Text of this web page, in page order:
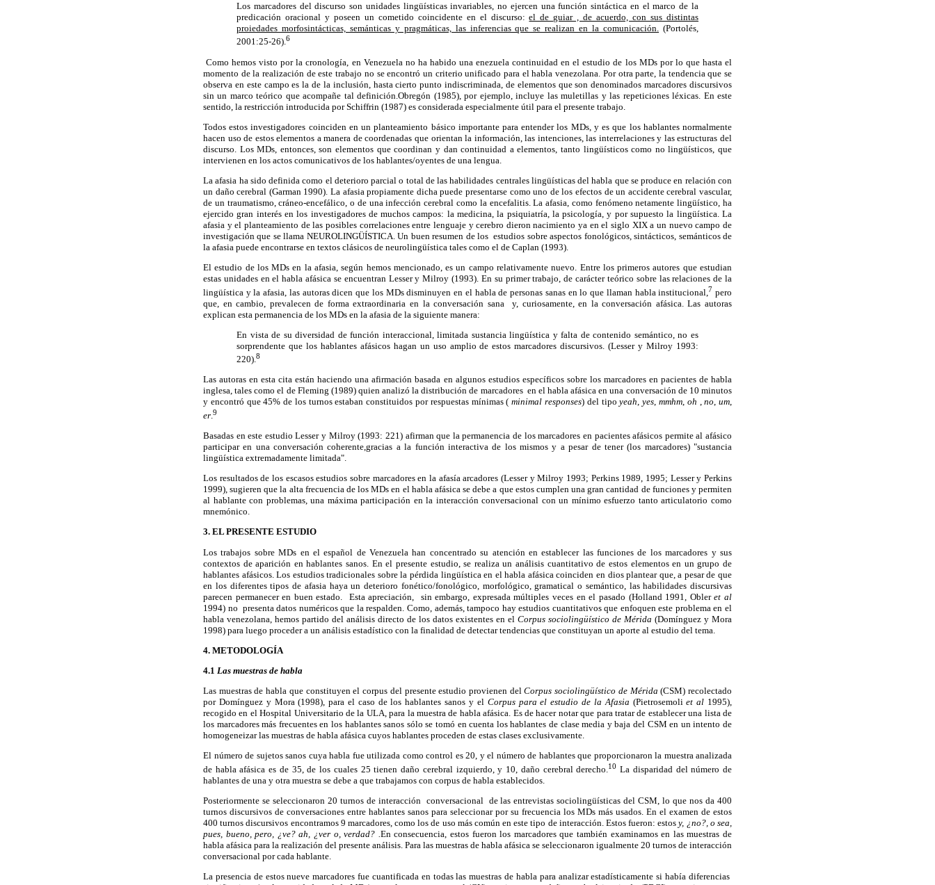
Los marcadores del discurso son unidades lingüísticas invariables, no ejercen una función sintáctica en el marco de la
predicación oracional y poseen un cometido coincidente en el discurso:el de guiar , de acuerdo, con sus distintas
proiedades morfosintácticas, semánticas y pragmáticas, las inferencias que se realizan en la comunicación. (Portolés,
2001:25-26).6
Como hemos visto por la cronología, en Venezuela no ha habido una enezuela continuidad en el estudio de los MDs por lo que hasta el
momento de la realización de este trabajo no se encontró un criterio unificado para el habla venezolana. Por otra parte, la tendencia que se
observa en este campo es la de la inclusión, hasta cierto punto indiscriminada, de elementos que son denominados marcadores discursivos
sin un marco teórico que acompañe tal definición.Obregón (1985), por ejemplo, incluye las muletillas y las repeticiones léxicas. En este
sentido, la restricción introducida por Schiffrin (1987) es considerada especialmente útil para el presente trabajo.
Todos estos investigadores coinciden en un planteamiento básico importante para entender los MDs, y es que los hablantes normalmente
hacen uso de estos elementos a manera de coordenadas que orientan la información, las intenciones, las interrelaciones y las estructuras del
discurso. Los MDs, entonces, son elementos que coordinan y dan continuidad a elementos, tanto lingüísticos como no lingüísticos, que
intervienen en los actos comunicativos de los hablantes/oyentes de una lengua.
La afasia ha sido definida como el deterioro parcial o total de las habilidades centrales lingüísticas del habla que se produce en relación con
un daño cerebral (Garman 1990). La afasia propiamente dicha puede presentarse como uno de los efectos de un accidente cerebral vascular,
de un traumatismo, cráneo-encefálico, o de una infección cerebral como la encefalitis. La afasia, como fenómeno netamente lingüístico, ha
ejercido gran interés en los investigadores de muchos campos: la medicina, la psiquiatría, la psicología, y por supuesto la lingüística. La
afasia y el planteamiento de las posibles correlaciones entre lenguaje y cerebro dieron nacimiento ya en el siglo XIX a un nuevo campo de
investigación que se llama NEUROLINGÜÍSTICA. Un buen resumen de los estudios sobre aspectos fonológicos, sintácticos, semánticos de
la afasia puede encontrarse en textos clásicos de neurolingüística tales como el de Caplan (1993).
El estudio de los MDs en la afasia, según hemos mencionado, es un campo relativamente nuevo. Entre los primeros autores que estudian
estas unidades en el habla afásica se encuentran Lesser y Milroy (1993). En su primer trabajo, de carácter teórico sobre las relaciones de la
lingüística y la afasia, las autoras dicen que los MDs disminuyen en el habla de personas sanas en lo que llaman habla institucional, 7 pero
que, en cambio, prevalecen de forma extraordinaria en la conversación sana y, curiosamente, en la conversación afásica. Las autoras
explican esta permanencia de los MDs en la afasia de la siguiente manera:
En vista de su diversidad de función interaccional, limitada sustancia lingüística y falta de contenido semántico, no es
sorprendente que los hablantes afásicos hagan un uso amplio de estos marcadores discursivos. (Lesser y Milroy 1993:
220).8
Las autoras en esta cita están haciendo una afirmación basada en algunos estudios específicos sobre los marcadores en pacientes de habla
inglesa, tales como el de Fleming (1989) quien analizó la distribución de marcadores en el habla afásica en una conversación de 10 minutos
y encontró que 45% de los turnos estaban constituidos por respuestas mínimas (minimal responses) del tipoyeah,yes, mmhm, oh ,no,um,
er 9
Basadas en este estudio Lesser y Milroy (1993: 221) afirman que la permanencia de los marcadores en pacientes afásicos permite al afásico
participar en una conversación coherente,gracias a la función interactiva de los mismos y a pesar de tener (los marcadores) "sustancia
lingüística extremadamente limitada".
Los resultados de los escasos estudios sobre marcadores en la afasía arcadores (Lesser y Milroy 1993; Perkins 1989, 1995; Lesser y Perkins
1999), sugieren que la alta frecuencia de los MDs en el habla afásica se debe a que estos cumplen una gran cantidad de funciones y permiten
al hablante con problemas, una máxima participación en la interacción conversacional con un mínimo esfuerzo tanto articulatorio como
mnemónico.
3. EL PRESENTE ESTUDIO
Los trabajos sobre MDs en el español de Venezuela han concentrado su atención en establecer las funciones de los marcadores y sus
contextos de aparición en hablantes sanos. En el presente estudio, se realiza un análisis cuantitativo de estos elementos en un grupo de
hablantes afásicos. Los estudios tradicionales sobre la pérdida lingüística en el habla afásica coinciden en dios plantear que, a pesar de que
en los diferentes tipos de afasia haya un deterioro fonético/fonológico, morfológico, gramatical o semántico, las habilidades discursivas
parecen permanecer en buen estado. Esta apreciación, sin embargo, expresada múltiples veces en el pasado (Holland 1991, Obleret al
1994) no presenta datos numéricos que la respalden. Como, además, tampoco hay estudios cuantitativos que enfoquen este problema en el
habla venezolana, hemos partido del análisis directo de los datos existentes en el Corpus sociolingüístico de Mérida (Domínguez y Mora
1998) para luego proceder a un análisis estadístico con la finalidad de detectar tendencias que constituyan un aporte al estudio del tema.
4. METODOLOGÍA
4.1 Las muestras de habla
Las muestras de habla que constituyen el corpus del presente estudio provienen delCorpus sociolingüístico de Mérida(CSM) recolectado
por Domínguez y Mora (1998), para el caso de los hablantes sanos y el Corpus para el estudio de la Afasia (Pietrosemoliet al 1995),
recogido en el Hospital Universitario de la ULA, para la muestra de habla afásica. Es de hacer notar que para tratar de establecer una lista de
los marcadores más frecuentes en los hablantes sanos sólo se tomó en cuenta los hablantes de clase media y baja del CSM en un intento de
homogeneizar las muestras de habla afásica cuyos hablantes proceden de estas clases exclusivamente.
El número de sujetos sanos cuya habla fue utilizada como control es 20, y el número de hablantes que proporcionaron la muestra analizada
de habla afásica es de 35, de los cuales 25 tienen daño cerebral izquierdo, y 10, daño cerebral derecho. 10 La disparidad del número de
hablantes de una y otra muestra se debe a que trabajamos con corpus de habla establecidos.
Posteriormente se seleccionaron 20 turnos de interacción conversacional de las entrevistas sociolingüísticas del CSM, lo que nos da 400
turnos discursivos de conversaciones entre hablantes sanos para seleccionar por su frecuencia los MDs más usados. En el examen de estos
400 turnos discursivos encontramos 9 marcadores, como los de uso más común en este tipo de interacción. Estos fueron: estosy, ¿no?, o sea,
pues, bueno, pero, ¿ve? ah, ¿ver o, verdad? .En consecuencia, estos fueron los marcadores que también examinamos en las muestras de
habla afásica para la realización del presente análisis. Para las muestras de habla afásica se seleccionaron igualmente 20 turnos de interacción
conversacional por cada hablante.
La presencia de estos nueve marcadores fue cuantificada en todas las muestras de habla para analizar estadísticamente si había diferencias